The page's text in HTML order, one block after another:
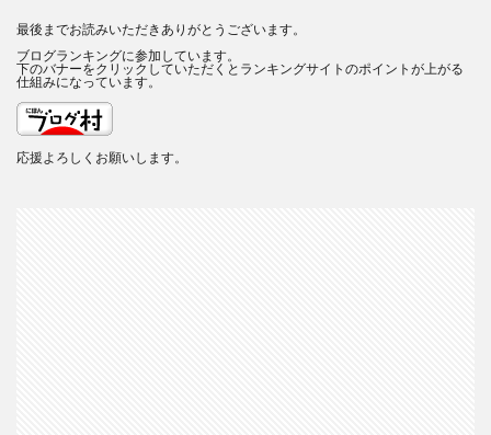
最後までお読みいただきありがとうございます。
ブログランキングに参加しています。
下のバナーをクリックしていただくとランキングサイトのポイントが上がる
仕組みになっています。
応援よろしくお願いします。